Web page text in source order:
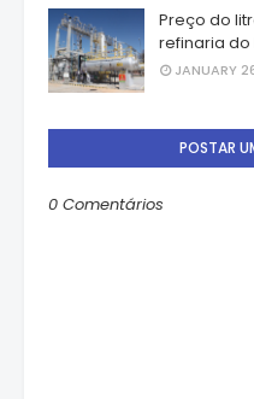
Preço do
refinaria do
JANUARY
POSTAR
0 Comentários